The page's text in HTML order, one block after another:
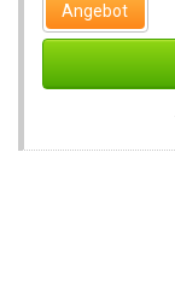
Angebot